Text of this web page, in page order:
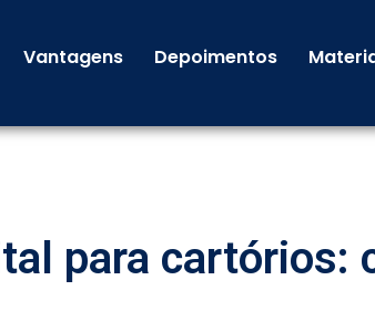
Vantagens Depoimentos
para cartórios: